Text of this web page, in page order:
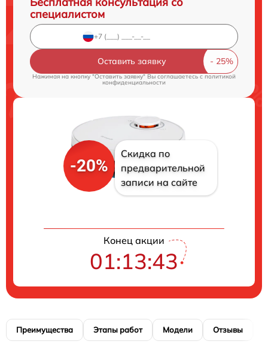
специалистом
Оставить заявку
Нажимая на кнопку "Оставить заявку" Вы соглашаетесь cполитикой
конфиденциальности
-20%
Скидка по
предварительной
записи на сайте
Конец акции
01:13:42
Преимущества Этапы работ Модели Отзывы